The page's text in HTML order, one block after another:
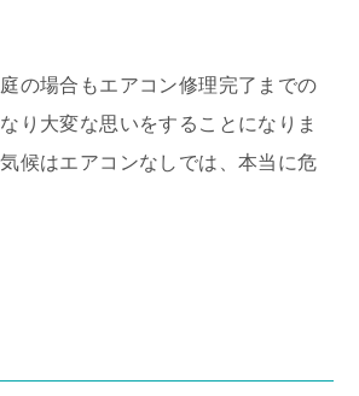
の場合もエアコン修理完了までの
り大変な思いをすることになりま
候はエアコンなしでは、本当に危